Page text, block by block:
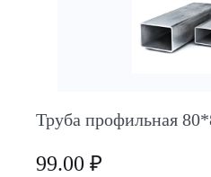
Труба профильная
99.00 ₽